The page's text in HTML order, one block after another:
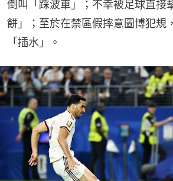
倒叫「踩波車」；不幸被足球直接
餅」；至於在禁區假摔意圖博犯規
「插水」。